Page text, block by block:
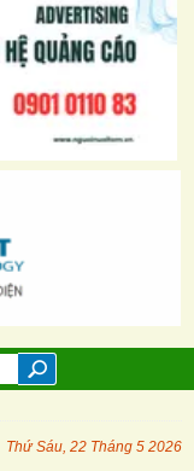
Thứ Sáu, 22 Tháng 5 2026